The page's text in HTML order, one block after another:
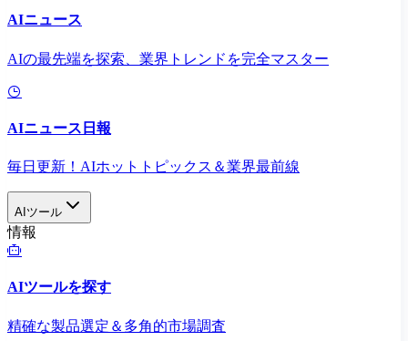
AIニュース
AIの最先端を探索、業界トレンドを完全マスター
AIニュース日報
毎日更新！AIホットトピックス＆業界最前線
AIツール
情報
AIツールを探す
精確な製品選定＆多角的市場調査